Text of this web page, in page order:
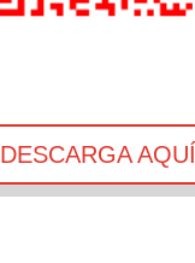
DESCARGA AQUÍ